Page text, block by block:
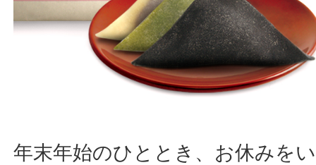
年末年始のひととき、お休みを